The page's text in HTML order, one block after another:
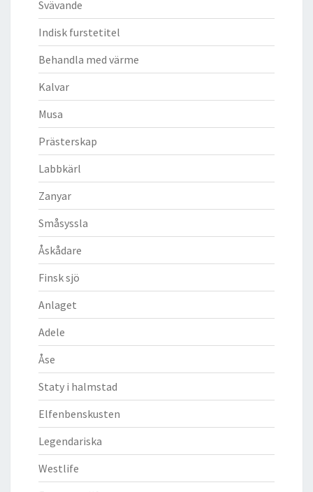
Svävande
Indisk furstetitel
Behandla med värme
Kalvar
Musa
Prästerskap
Labbkärl
Zanyar
Småsyssla
Åskådare
Finsk sjö
Anlaget
Adele
Åse
Staty i halmstad
Elfenbenskusten
Legendariska
Westlife